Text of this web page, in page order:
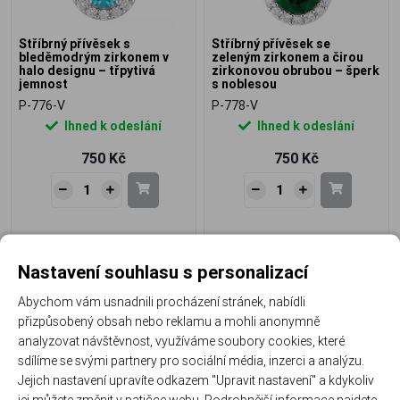
Stříbrný přívěsek s
bleděmodrým zirkonem v
halo designu – třpytivá
jemnost
P-776-V
Ihned k odeslání
750 Kč
Stříbrný přívěsek se
zeleným zirkonem a čirou
zirkonovou obrubou – šperk
s noblesou
P-778-V
Ihned k odeslání
750 Kč
NOVINKA
Stříbrný přívěsek s
Stříbrný náhrdelník s čirým
Nastavení souhlasu s personalizací
Abychom vám usnadnili procházení stránek, nabídli
přizpůsobený obsah nebo reklamu a mohli anonymně
analyzovat návštěvnost, využíváme soubory cookies, které
sdílíme se svými partnery pro sociální média, inzerci a analýzu.
Jejich nastavení upravíte odkazem "Upravit nastavení" a kdykoliv